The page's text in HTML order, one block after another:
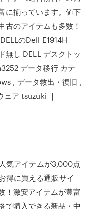
に揃っています。値下
古のアイテムも多数！
のDell E1914H
無し DELL デスクトッ
データ移行 カテ
, データ救出・復旧 ,
ェア tsuzuki ｜
気アイテムが3,000点
得に買える通販サイ
！激安アイテムが豊富
で購入できる新品・中